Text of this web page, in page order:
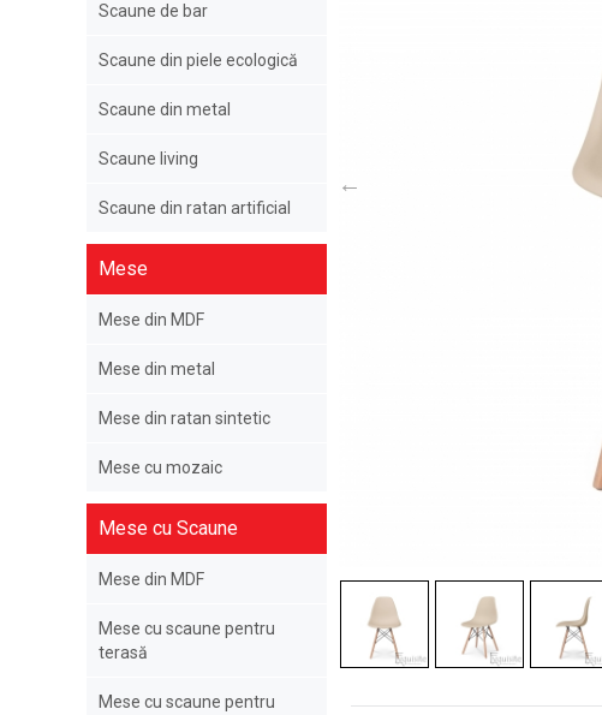
Scaune de bar
Scaune din piele ecologică
Scaune din metal
Scaune living
Scaune din ratan artificial
Mese
Mese din MDF
Mese din metal
Mese din ratan sintetic
Mese cu mozaic
Mese cu Scaune
Mese din MDF
Mese cu scaune pentru
terasă
Mese cu scaune pentru